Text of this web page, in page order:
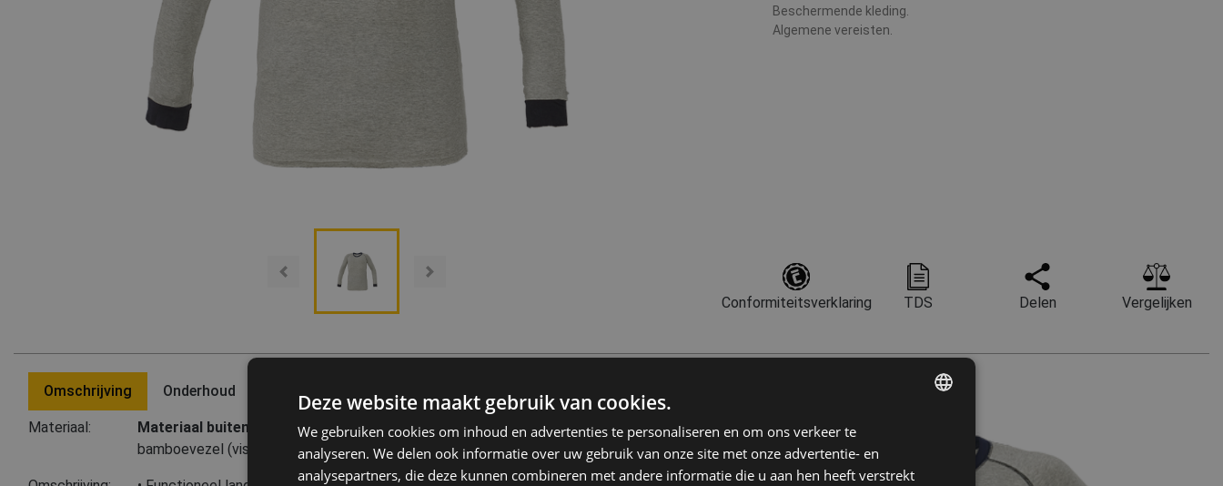
Beschermende kleding.
Algemene vereisten.
Conformiteitsverklaring TDS Delen Vergelijken
Omschrijving Onderhoud Laatst bezochte producten
Materiaal: Materiaal buitenzijde: 47 % soja-proteinevezel,24 %
bamboevezel (viscose)
24 % katoen ,5 % elastaan, 200 g/m²
Deze website maakt gebruik van cookies.
We gebruiken cookies om inhoud en advertenties te personaliseren en om ons verkeer te
analyseren. We delen ook informatie over uw gebruik van onze site met onze advertentie- en
analysepartners, die deze kunnen combineren met andere informatie die u aan hen heeft verstrekt